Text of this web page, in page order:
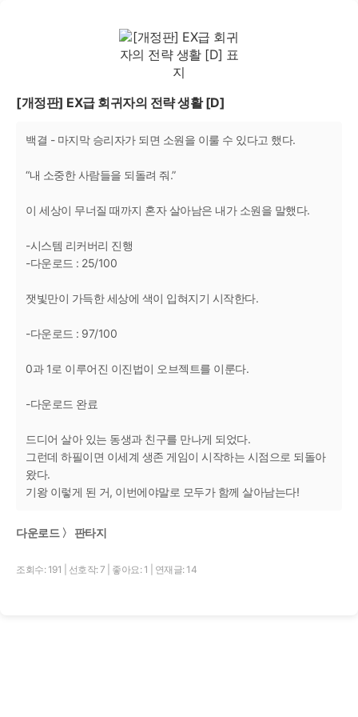
[개정판] EX급 회귀자의 전략 생활 [D]
백결 - 마지막 승리자가 되면 소원을 이룰 수 있다고 했다.
“내 소중한 사람들을 되돌려 줘.”
이 세상이 무너질 때까지 혼자 살아남은 내가 소원을 말했다.
-시스템 리커버리 진행
-다운로드 : 25/100
잿빛만이 가득한 세상에 색이 입혀지기 시작한다.
-다운로드 : 97/100
0과 1로 이루어진 이진법이 오브젝트를 이룬다.
-다운로드 완료
드디어 살아 있는 동생과 친구를 만나게 되었다.
그런데 하필이면 이세계 생존 게임이 시작하는 시점으로 되돌아
왔다.
기왕 이렇게 된 거, 이번에야말로 모두가 함께 살아남는다!
다운로드 〉 판타지
조회수: 191 선호작: 7 좋아요: 1 연재글: 14